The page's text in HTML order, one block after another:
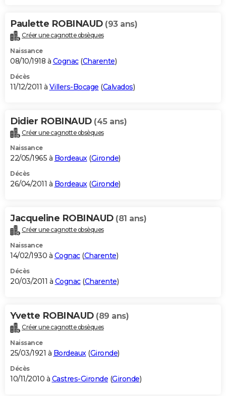
Paulette ROBINAUD (93 ans)
Créer une cagnotte obsèques
Naissance
08/10/1918 à Cognac(Charente)
Décès
11/12/2011 à Villers-Bocage (Calvados)
Didier ROBINAUD (45 ans)
Créer une cagnotte obsèques
Naissance
22/05/1965 à Bordeaux(Gironde)
Décès
26/04/2011 à Bordeaux(Gironde)
Jacqueline ROBINAUD (81 ans)
Créer une cagnotte obsèques
Naissance
14/02/1930 à Cognac(Charente)
Décès
20/03/2011 à Cognac(Charente)
Yvette ROBINAUD (89 ans)
Créer une cagnotte obsèques
Naissance
25/03/1921 à Bordeaux(Gironde)
Décès
10/11/2010 à Castres-Gironde (Gironde)